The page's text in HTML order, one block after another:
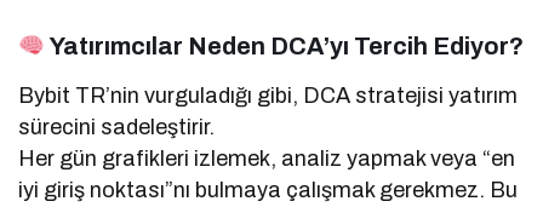
Yatırımcılar Neden DCA’yı Tercih Ediyor?
Bybit TR’nin vurguladığı gibi, DCA stratejisi yatırım
sürecini sadeleştirir.
Her gün grafikleri izlemek, analiz yapmak veya “en
iyi giriş noktası”nı bulmaya çalışmak gerekmez. Bu